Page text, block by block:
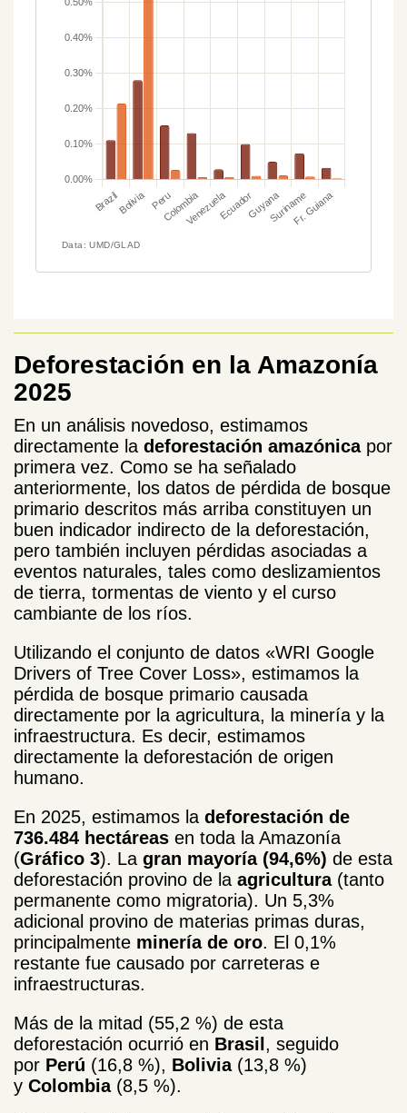
Deforestación en la Amazonía
2025
En un análisis novedoso, estimamos
directamente la deforestación amazónicapor
primera vez. Como se ha señalado
anteriormente, los datos de pérdida de bosque
primario descritos más arriba constituyen un
buen indicador indirecto de la deforestación,
pero también incluyen pérdidas asociadas a
eventos naturales, tales como deslizamientos
de tierra, tormentas de viento y el curso
cambiante de los ríos.
Utilizando el conjunto de datos «WRI Google
Drivers of Tree Cover Loss», estimamos la
pérdida de bosque primario causada
directamente por la agricultura, la minería y la
infraestructura. Es decir, estimamos
directamente la deforestación de origen
humano.
En 2025, estimamos la deforestación de
736.484 hectáreas en toda la Amazonía
(Gráfico 3). La gran mayoría (94,6%) de esta
deforestación provino de la agricultura(tanto
permanente como migratoria). Un 5,3%
adicional provino de materias primas duras,
principalmente minería de oro. El 0,1%
restante fue causado por carreteras e
infraestructuras.
Más de la mitad (55,2 %) de esta
deforestación ocurrió en Brasil, seguido
por Perú (16,8 %), Bolivia(13,8 %)
y Colombia(8,5 %).